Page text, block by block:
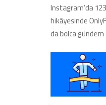
Instagram’da
hikâyesinde
da bolca